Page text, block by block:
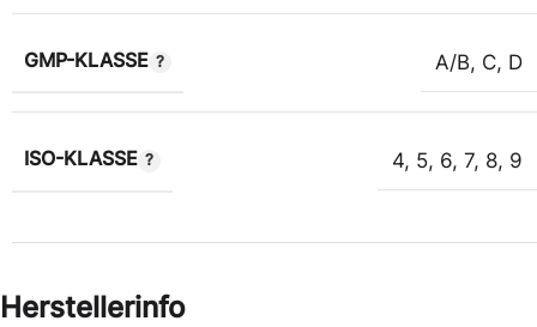
GMP-KLASSE A/B, C, D
ISO-KLASSE 4, 5, 6, 7, 8, 9
Herstellerinfo